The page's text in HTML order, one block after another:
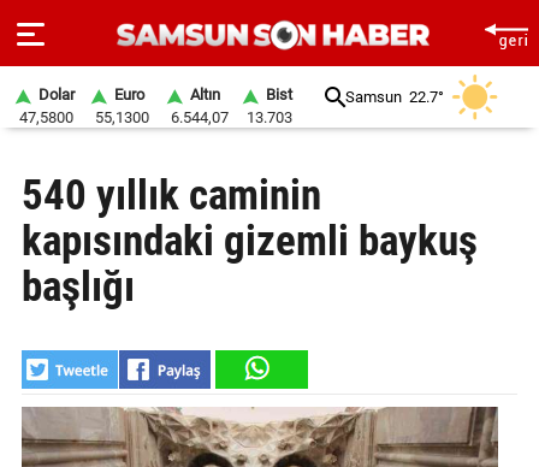
SAYFA
SAMSUN
HABER
GÜNDEM
SİYASET
Dolar
47,5800
Euro
55,1300
Altın
6.544,07
Bist
13.703
Samsun 22.7°
540 yıllık caminin
kapısındaki gizemli baykuş
başlığı